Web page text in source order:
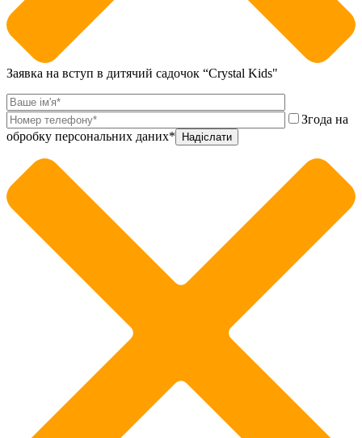
Заявка на вступ в дитячий садочок “Crystal Kids"
Згода на
обробку персональних даних*